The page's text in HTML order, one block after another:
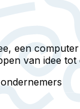
een
van idee tot